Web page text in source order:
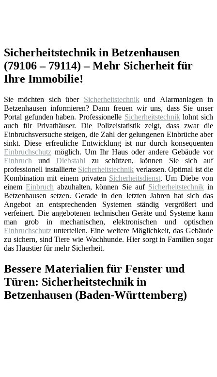
Sicherheitstechnik in Betzenhausen
(79106 – 79114) – Mehr Sicherheit für
Ihre Immobilie!
Sie möchten sich über Sicherheitstechnikund Alarmanlagen in
Betzenhausen informieren? Dann freuen wir uns, dass Sie unser
Portal gefunden haben. Professionelle Sicherheitstechniklohnt sich
auch für Privathäuser. Die Polizeistatistik zeigt, dass zwar die
Einbruchsversuche steigen, die Zahl der gelungenen Einbrüche aber
sinkt. Diese erfreuliche Entwicklung ist nur durch konsequenten
Einbruchschutz möglich. Um Ihr Haus oder andere Gebäude vor
Einbruch und Diebstahl zu schützen, können Sie sich auf
professionell installierte Sicherheitstechnik verlassen. Optimal ist die
Kombination mit einem privaten Sicherheitsdienst. Um Diebe von
einemEinbruch abzuhalten, können Sie auf Sicherheitstechnikin
Betzenhausen setzen. Gerade in den letzten Jahren hat sich das
Angebot an entsprechenden Systemen ständig vergrößert und
verfeinert. Die angebotenen technischen Geräte und Systeme kann
man grob in mechanischen, elektronischen und optischen
Einbruchschutz unterteilen. Eine weitere Möglichkeit, das Gebäude
zu sichern, sind Tiere wie Wachhunde. Hier sorgt in Familien sogar
das Haustier für mehr Sicherheit.
Bessere Materialien für Fenster und
Türen: Sicherheitstechnik in
Betzenhausen (Baden-Württemberg)